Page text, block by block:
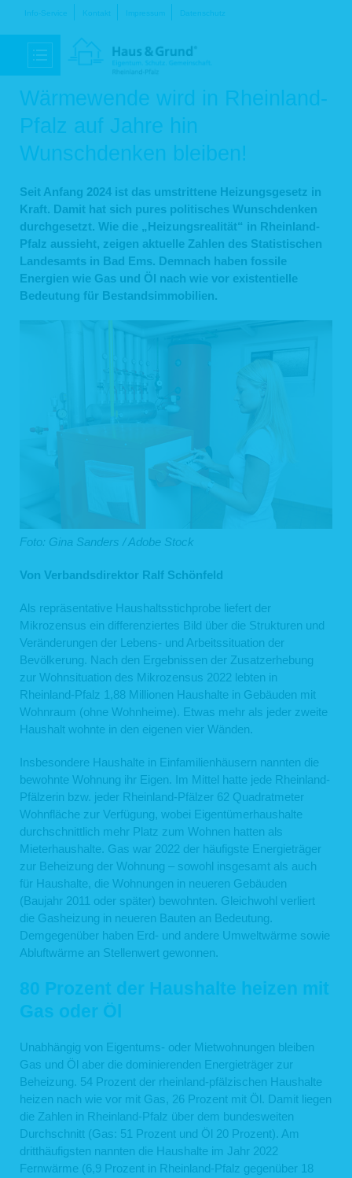
Navigation
Info-Service Kontakt Impressum Datenschutz
Wärmewende wird in Rheinland-
Pfalz auf Jahre hin
Wunschdenken bleiben!
Seit Anfang 2024 ist das umstrittene Heizungsgesetz in
Kraft. Damit hat sich pures politisches Wunschdenken
durchgesetzt. Wie die „Heizungsrealität“ in Rheinland-
Pfalz aussieht, zeigen aktuelle Zahlen des Statistischen
Landesamts in Bad Ems. Demnach haben fossile
Energien wie Gas und Öl nach wie vor existentielle
Bedeutung für Bestandsimmobilien.
Foto: Gina Sanders / Adobe Stock
Von Verbandsdirektor Ralf Schönfeld
Als repräsentative Haushaltsstichprobe liefert der
Mikrozensus ein differenziertes Bild über die Strukturen und
Veränderungen der Lebens- und Arbeitssituation der
Bevölkerung. Nach den Ergebnissen der Zusatzerhebung
zur Wohnsituation des Mikrozensus 2022 lebten in
Rheinland-Pfalz 1,88 Millionen Haushalte in Gebäuden mit
Wohnraum (ohne Wohnheime). Etwas mehr als jeder zweite
Haushalt wohnte in den eigenen vier Wänden.
Insbesondere Haushalte in Einfamilienhäusern nannten die
bewohnte Wohnung ihr Eigen. Im Mittel hatte jede Rheinland-
Pfälzerin bzw. jeder Rheinland-Pfälzer 62 Quadratmeter
Wohnfläche zur Verfügung, wobei Eigentümerhaushalte
durchschnittlich mehr Platz zum Wohnen hatten als
Mieterhaushalte. Gas war 2022 der häufigste Energieträger
zur Beheizung der Wohnung – sowohl insgesamt als auch
für Haushalte, die Wohnungen in neueren Gebäuden
(Baujahr 2011 oder später) bewohnten. Gleichwohl verliert
die Gasheizung in neueren Bauten an Bedeutung.
Demgegenüber haben Erd- und andere Umweltwärme sowie
Abluftwärme an Stellenwert gewonnen.
80 Prozent der Haushalte heizen mit
Gas oder Öl
Unabhängig von Eigentums- oder Mietwohnungen bleiben
Gas und Öl aber die dominierenden Energieträger zur
Beheizung. 54 Prozent der rheinland-pfälzischen Haushalte
heizen nach wie vor mit Gas, 26 Prozent mit Öl. Damit liegen
die Zahlen in Rheinland-Pfalz über dem bundesweiten
Durchschnitt (Gas: 51 Prozent und Öl 20 Prozent). Am
dritthäufigsten nannten die Haushalte im Jahr 2022
Fernwärme (6,9 Prozent in Rheinland-Pfalz gegenüber 18